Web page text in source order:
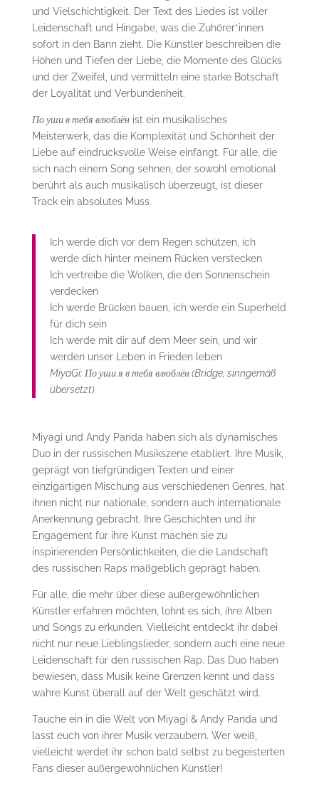
und Vielschichtigkeit. Der Text des Liedes ist voller
Leidenschaft und Hingabe, was die Zuhörer*innen
sofort in den Bann zieht. Die Künstler beschreiben die
Höhen und Tiefen der Liebe, die Momente des Glücks
und der Zweifel, und vermitteln eine starke Botschaft
der Loyalität und Verbundenheit.
По уши в тебя влюблёнist ein musikalisches
Meisterwerk, das die Komplexität und Schönheit der
Liebe auf eindrucksvolle Weise einfängt. Für alle, die
sich nach einem Song sehnen, der sowohl emotional
berührt als auch musikalisch überzeugt, ist dieser
Track ein absolutes Muss.
Ich werde dich vor dem Regen schützen, ich
werde dich hinter meinem Rücken verstecken
Ich vertreibe die Wolken, die den Sonnenschein
verdecken
Ich werde Brücken bauen, ich werde ein Superheld
für dich sein
Ich werde mit dir auf dem Meer sein, und wir
werden unser Leben in Frieden leben
MiyaGi: По уши я в тебя влюблён (Bridge, sinngemäß
übersetzt)
Miyagi und Andy Panda haben sich als dynamisches
Duo in der russischen Musikszene etabliert. Ihre Musik,
geprägt von tiefgründigen Texten und einer
einzigartigen Mischung aus verschiedenen Genres, hat
ihnen nicht nur nationale, sondern auch internationale
Anerkennung gebracht. Ihre Geschichten und ihr
Engagement für ihre Kunst machen sie zu
inspirierenden Persönlichkeiten, die die Landschaft
des russischen Raps maßgeblich geprägt haben.
Für alle, die mehr über diese außergewöhnlichen
Künstler erfahren möchten, lohnt es sich, ihre Alben
und Songs zu erkunden. Vielleicht entdeckt ihr dabei
nicht nur neue Lieblingslieder, sondern auch eine neue
Leidenschaft für den russischen Rap. Das Duo haben
bewiesen, dass Musik keine Grenzen kennt und dass
wahre Kunst überall auf der Welt geschätzt wird.
Tauche ein in die Welt von Miyagi & Andy Panda und
lasst euch von ihrer Musik verzaubern. Wer weiß,
vielleicht werdet ihr schon bald selbst zu begeisterten
Fans dieser außergewöhnlichen Künstler!